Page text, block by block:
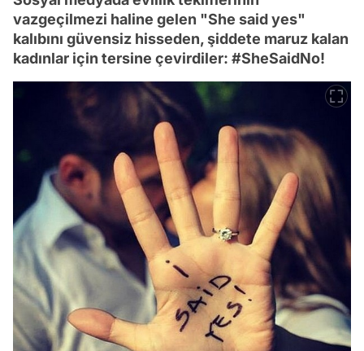
vazgeçilmezi haline gelen "She said yes"
kalıbını güvensiz hisseden, şiddete maruz kalan
kadınlar için tersine çevirdiler: #SheSaidNo!